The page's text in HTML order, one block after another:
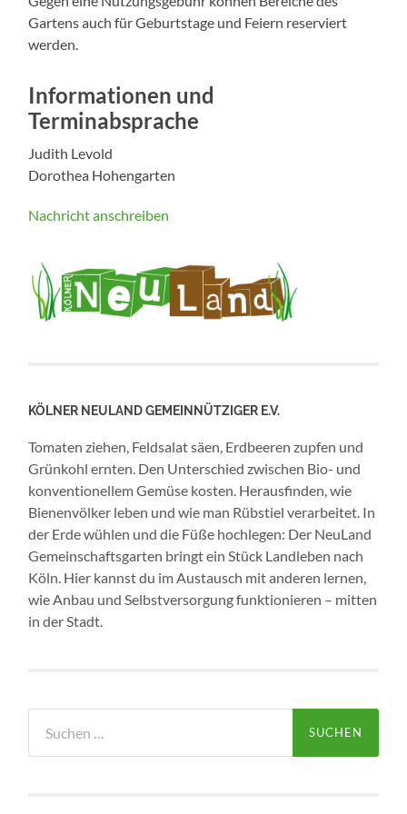
Gartens auch für Geburtstage und Feiern reserviert
werden.
Informationen und
Terminabsprache
Judith Levold
Dorothea Hohengarten
Nachricht anschreiben
KÖLNER NEULAND GEMEINNÜTZIGER E.V.
Tomaten ziehen, Feldsalat säen, Erdbeeren zupfen und
Grünkohl ernten. Den Unterschied zwischen Bio- und
konventionellem Gemüse kosten. Herausfinden, wie
Bienenvölker leben und wie man Rübstiel verarbeitet. In
der Erde wühlen und die Füße hochlegen: Der NeuLand
Gemeinschaftsgarten bringt ein Stück Landleben nach
Köln. Hier kannst du im Austausch mit anderen lernen,
wie Anbau und Selbstversorgung funktionieren – mitten
in der Stadt.
nach: